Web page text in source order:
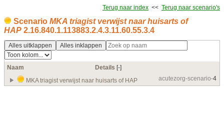
Terug naar index << Terug naar scenario's
Scenario MKA triagist verwijst naar huisarts of
HAP 2.16.840.1.113883.2.4.3.11.60.55.3.4
Alles uitklappen Alles inklappen
Naam Details [‑]
MKA triagist verwijst naar huisarts of HAP
acutezorg-scenario-4